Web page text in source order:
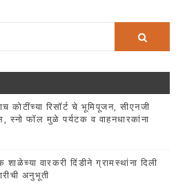
कोटींच्या रिसॉर्ट चे भूमिपूजन, सीएनजी
स्नो फॉल मुळे पर्यटक व वाहनधारकांना
शाळेच्या वारकरी दिंडीने ग्रामस्थांना दिली
अनुभूती